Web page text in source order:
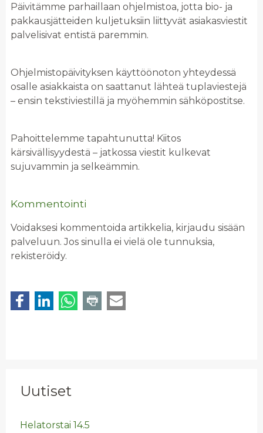
Uutiset
He­la­tors­tai 14.5
Päivitämme parhaillaan ohjelmistoa, jotta bio- ja
pakkausjätteiden kuljetuksiin liittyvät asiakasviestit
palvelisivat entistä paremmin.
Ohjelmistopäivityksen käyttöönoton yhteydessä
osalle asiakkaista on saattanut lähteä tuplaviestejä
– ensin tekstiviestillä ja myöhemmin sähköpostitse.
Pahoittelemme tapahtunutta! Kiitos
kärsivällisyydestä – jatkossa viestit kulkevat
sujuvammin ja selkeämmin.
Kommentointi
Voidaksesi kommentoida artikkelia, kirjaudu sisään
palveluun. Jos sinulla ei vielä ole tunnuksia,
rekisteröidy.